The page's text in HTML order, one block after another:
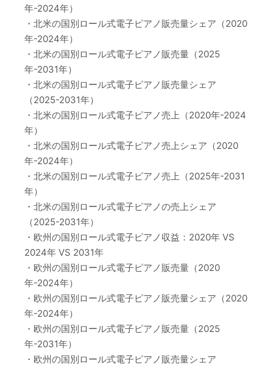
年-2024年）
・北米の国別ロール式電子ピアノ販売量シェア（2020
年-2024年）
・北米の国別ロール式電子ピアノ販売量（2025
年-2031年）
・北米の国別ロール式電子ピアノ販売量シェア
（2025-2031年）
・北米の国別ロール式電子ピアノ売上（2020年-2024
年）
・北米の国別ロール式電子ピアノ売上シェア（2020
年-2024年）
・北米の国別ロール式電子ピアノ売上（2025年-2031
年）
・北米の国別ロール式電子ピアノの売上シェア
（2025-2031年）
・欧州の国別ロール式電子ピアノ収益：2020年 VS
2024年 VS 2031年
・欧州の国別ロール式電子ピアノ販売量（2020
年-2024年）
・欧州の国別ロール式電子ピアノ販売量シェア（2020
年-2024年）
・欧州の国別ロール式電子ピアノ販売量（2025
年-2031年）
・欧州の国別ロール式電子ピアノ販売量シェア